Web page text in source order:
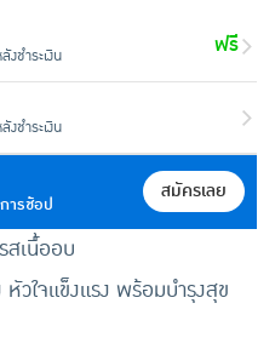
ารช้อป
สมัครเลย
สเนื้ออบ
วใจแข็งแรง พร้อมบำรุงสุข
ชำระเงิน
ฟรี
ชำระเงิน